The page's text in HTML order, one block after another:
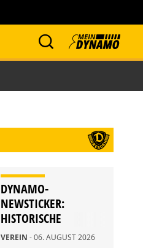
DYNAMO-
NEWSTICKER:
HISTORISCHE
STADIONFÜHRUNG
VEREIN - 06. AUGUST 2026